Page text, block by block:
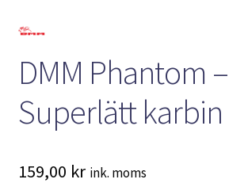
DMM Phantom –
Superlätt karbin
159,00 kr ink. moms